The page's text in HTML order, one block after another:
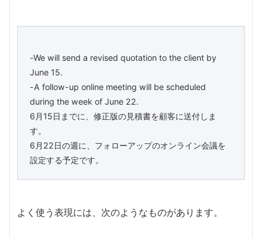
-We will send a revised quotation to the client by
June 15.
-A follow-up online meeting will be scheduled
during the week of June 22.
6月15日までに、修正版の見積書を顧客に送付しま
す。
6月22日の週に、フォローアップのオンライン会議を
設定する予定です。
よく使う表現には、次のようなものがあります。